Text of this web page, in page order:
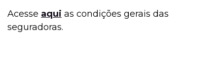
Acesse aqui as condições gerais das
seguradoras.